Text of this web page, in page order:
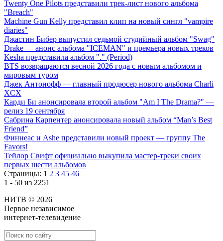
Twenty One Pilots представили трек-лист нового альбома
"Breach"
Machine Gun Kelly представил клип на новый сингл "vampire
diaries"
Джастин Бибер выпустил седьмой студийный альбом "Swag"
Drake — анонс альбома "ICEMAN" и премьера новых треков
Kesha представила альбом "." (Period)
BTS возвращаются весной 2026 года с новым альбомом и
мировым туром
Джек Антонофф — главный продюсер нового альбома Charli
XCX
Карди Би анонсировала второй альбом "Am I The Drama?" —
релиз 19 сентября
Сабрина Карпентер анонсировала новый альбом “Man’s Best
Friend”
Финнеас и Ashe представили новый проект — группу The
Favors!
Тейлор Свифт официально выкупила мастер-треки своих
первых шести альбомов
Страницы: 1 2 3 45 46
1 - 50 из 2251
НИТВ © 2026
Первое независимое
интернет-телевидение